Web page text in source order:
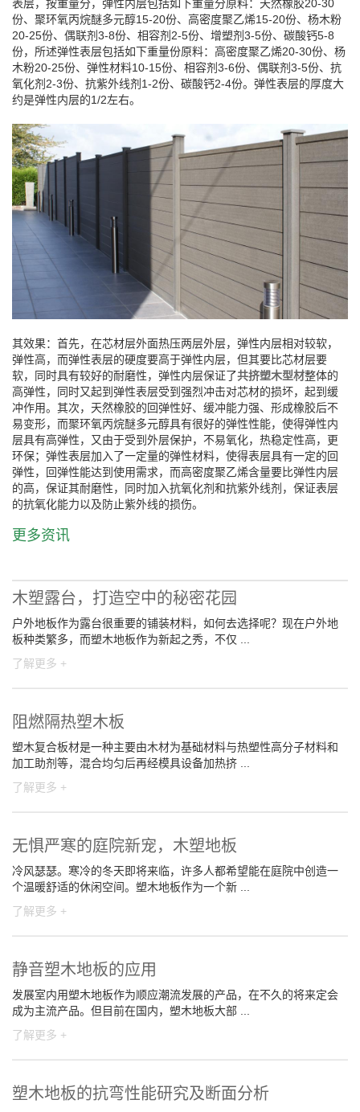
表层，按重量分，弹性内层包括如下重量分原料：天然橡胶20‑30
份、聚环氧丙烷醚多元醇15‑20份、高密度聚乙烯15‑20份、杨木粉
20‑25份、偶联剂3‑8份、相容剂2‑5份、增塑剂3‑5份、碳酸钙5‑8
份，所述弹性表层包括如下重量份原料：高密度聚乙烯20‑30份、杨
木粉20‑25份、弹性材料10‑15份、相容剂3‑6份、偶联剂3‑5份、抗
氧化剂2‑3份、抗紫外线剂1‑2份、碳酸钙2‑4份。弹性表层的厚度大
约是弹性内层的1/2左右。
其效果：首先，在芯材层外面热压两层外层，弹性内层相对较软，
弹性高，而弹性表层的硬度要高于弹性内层，但其要比芯材层要
软，同时具有较好的耐磨性，弹性内层保证了共挤塑木型材整体的
高弹性，同时又起到弹性表层受到强烈冲击对芯材的损坏，起到缓
冲作用。其次，天然橡胶的回弹性好、缓冲能力强、形成橡胶后不
易变形，而聚环氧丙烷醚多元醇具有很好的弹性性能，使得弹性内
层具有高弹性，又由于受到外层保护，不易氧化，热稳定性高，更
环保；弹性表层加入了一定量的弹性材料，使得表层具有一定的回
弹性，回弹性能达到使用需求，而高密度聚乙烯含量要比弹性内层
的高，保证其耐磨性，同时加入抗氧化剂和抗紫外线剂，保证表层
的抗氧化能力以及防止紫外线的损伤。
更多资讯
木塑露台，打造空中的秘密花园
户外地板作为露台很重要的铺装材料，如何去选择呢？现在户外地
板种类繁多，而塑木地板作为新起之秀，不仅 ...
了解更多 +
阻燃隔热塑木板
塑木复合板材是一种主要由木材为基础材料与热塑性高分子材料和
加工助剂等，混合均匀后再经模具设备加热挤 ...
了解更多 +
无惧严寒的庭院新宠，木塑地板
冷风瑟瑟。寒冷的冬天即将来临，许多人都希望能在庭院中创造一
个温暖舒适的休闲空间。塑木地板作为一个新 ...
了解更多 +
静音塑木地板的应用
发展室内用塑木地板作为顺应潮流发展的产品，在不久的将来定会
成为主流产品。但目前在国内，塑木地板大部 ...
了解更多 +
塑木地板的抗弯性能研究及断面分析